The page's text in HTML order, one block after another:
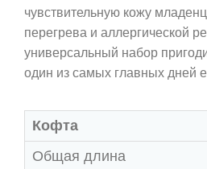
чувствительную кожу
перегрева и аллергической
универсальный набор
один из самых главных дней
Кофта
Общая длина